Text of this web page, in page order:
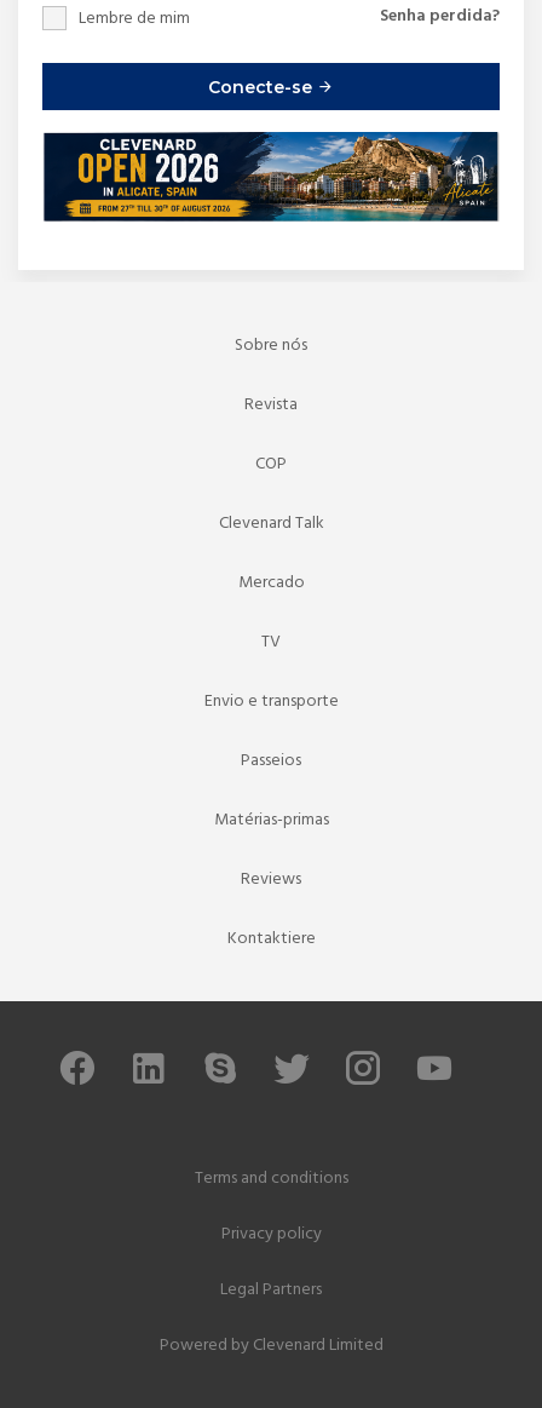
Senha perdida?
Lembre de mim
Conecte-se
Sobre nós
Revista
COP
Clevenard Talk
Mercado
TV
Envio e transporte
Passeios
Matérias-primas
Reviews
Kontaktiere
Terms and conditions
Privacy policy
Legal Partners
Powered byClevenard Limited